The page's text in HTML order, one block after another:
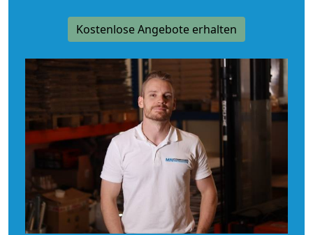
Kostenlose Angebote erhalten